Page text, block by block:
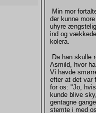
Min mor
der kunne
uhyre
ind og
kolera.
Da han skulle
Asmild, hvor
Vi havde
efter at det var
for os: "Jo,
kunde blive
gentagne
stemte i med